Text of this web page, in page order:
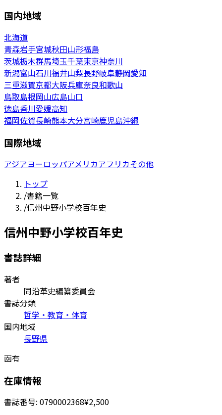
国内地域
北海道
青森岩手宮城秋田山形福島
茨城栃木群馬埼玉千葉東京神奈川
新潟富山石川福井山梨長野岐阜静岡愛知
三重滋賀京都大阪兵庫奈良和歌山
鳥取島根岡山広島山口
徳島香川愛媛高知
福岡佐賀長崎熊本大分宮崎鹿児島沖縄
国際地域
アジアヨーロッパアメリカアフリカその他
トップ
/書籍一覧
/信州中野小学校百年史
信州中野小学校百年史
書誌詳細
著者
同沿革史編纂委員会
書誌分類
哲学・教育・体育
国内地域
長野県
函有
在庫情報
書誌番号: 0790002368¥2,500